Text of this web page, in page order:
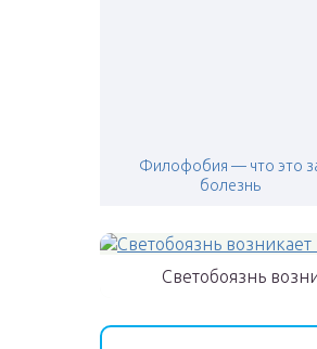
Филофобия — что это
болезнь
Светобоязнь